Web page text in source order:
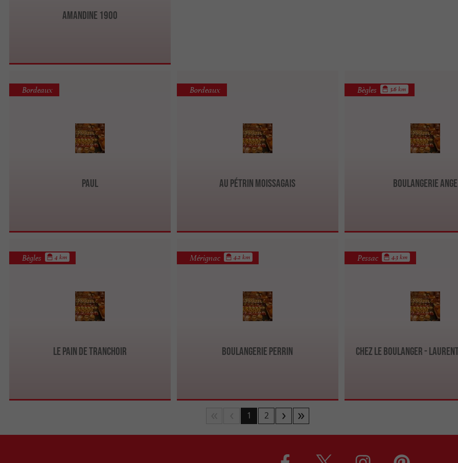
AMANDINE 1900
Paul
Bordeaux
Au Pétrin Moissagais
Bordeaux
Boulangerie Ange
Bègles 3.6 km
Le Pain de Tranchoir
Bègles 4 km
Boulangerie Perrin
Mérignac 4.2 km
Chez Le Boulanger -
Pessac 4.3 km
1 2